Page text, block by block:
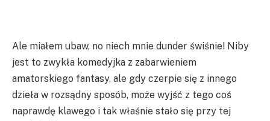
Ale miałem ubaw, no niech mnie dunder świśnie! Niby
jest to zwykła komedyjka z zabarwieniem
amatorskiego fantasy, ale gdy czerpie się z innego
dzieła w rozsądny sposób, może wyjść z tego coś
naprawdę klawego i tak właśnie stało się przy tej